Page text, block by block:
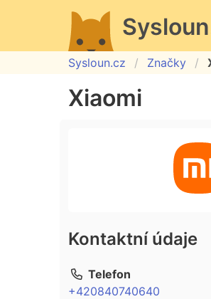
Sysloun.cz Značky
Xiaomi
Kontaktní údaje
Telefon
+420840740640